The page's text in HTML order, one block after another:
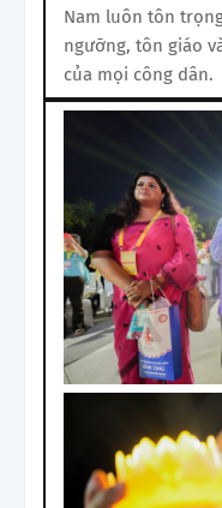
Nam luôn tôn
ngưỡng, tôn giáo
của mọi công dân.